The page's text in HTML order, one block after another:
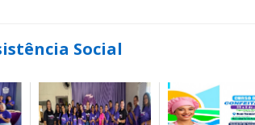
Social